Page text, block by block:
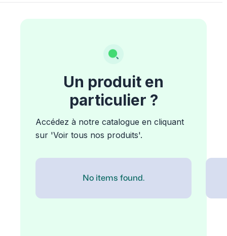
Un produit en
particulier ?
Accédez à notre catalogue en cliquant
sur 'Voir tous nos produits'.
No items found.